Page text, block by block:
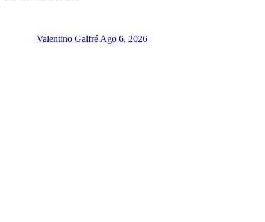
Valentino Galfré Ago 6, 2026